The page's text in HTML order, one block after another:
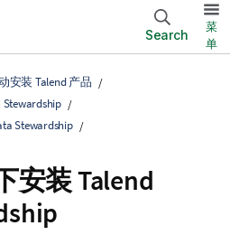
Search
菜
单
安装 Talend 产品
Stewardship
安装Talend